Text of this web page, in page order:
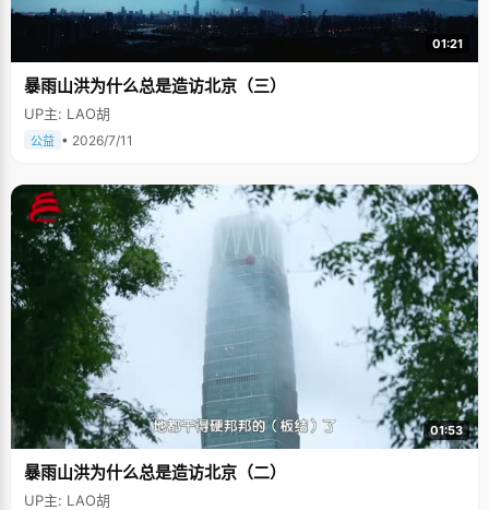
01:21
暴雨山洪为什么总是造访北京（三）
UP主: LAO胡
公益 • 2026/7/11
01:53
暴雨山洪为什么总是造访北京（二）
UP主: LAO胡